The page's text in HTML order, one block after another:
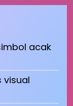
acak
visual